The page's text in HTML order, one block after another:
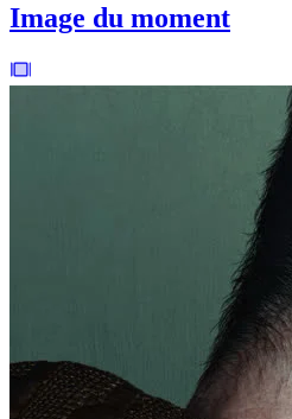
Image du moment